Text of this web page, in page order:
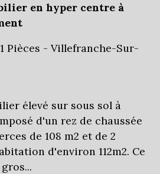
en hyper centre à
Pièces - Villefranche-Sur-
élevé sur sous sol à
d'un rez de chaussée
de 108 m2 et de 2
d'environ 112m2. Ce